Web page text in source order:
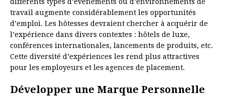
différents types d’événements ou d’environnements de
travail augmente considérablement les opportunités
d’emploi. Les hôtesses devraient chercher à acquérir de
l’expérience dans divers contextes : hôtels de luxe,
conférences internationales, lancements de produits, etc.
Cette diversité d’expériences les rend plus attractives
pour les employeurs et les agences de placement.
Développer une Marque Personnelle